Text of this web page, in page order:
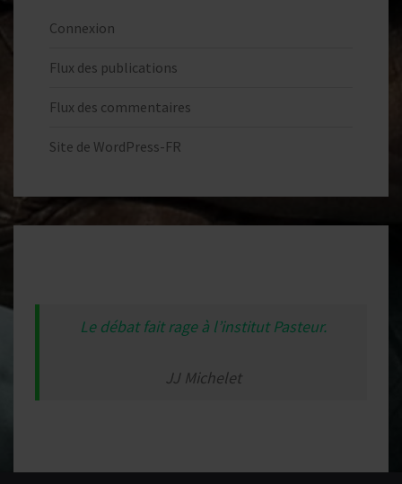
Connexion
Flux des publications
Flux des commentaires
Site de WordPress-FR
Le débat fait rage à l’institut Pasteur.
JJ Michelet